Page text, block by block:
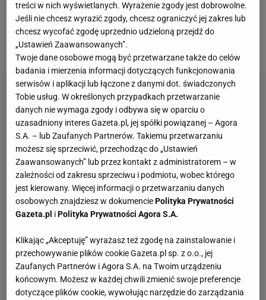
w głosowaniu kapitanów i selekcjonerów
reprezentacji oraz dziennikarzy ikibicówwyprzedził
Cristiano Ronaldooraz Lionela Messiego.
treści w nich wyświetlanych. Wyrażenie zgody jest dobrowolne.
Jeśli nie chcesz wyrazić zgody, chcesz ograniczyć jej zakres lub
chcesz wycofać zgodę uprzednio udzieloną przejdź do
„Ustawień Zaawansowanych”.
Twoje dane osobowe mogą być przetwarzane także do celów
badania i mierzenia informacji dotyczących funkcjonowania
serwisów i aplikacji lub łączone z danymi dot. świadczonych
Tobie usług. W określonych przypadkach przetwarzanie
danych nie wymaga zgody i odbywa się w oparciu o
uzasadniony interes Gazeta.pl, jej spółki powiązanej – Agora
S.A. – lub Zaufanych Partnerów. Takiemu przetwarzaniu
możesz się sprzeciwić, przechodząc do „Ustawień
Zaawansowanych” lub przez kontakt z administratorem – w
zależności od zakresu sprzeciwu i podmiotu, wobec którego
jest kierowany. Więcej informacji o przetwarzaniu danych
osobowych znajdziesz w dokumenciePolityka Prywatności
Gazeta.pl iPolityka Prywatności Agora S.A.
Klikając „Akceptuję” wyrażasz też zgodę na zainstalowanie i
przechowywanie plików cookie Gazeta.pl sp. z o.o., jej
Zaufanych Partnerów i Agora S.A. na Twoim urządzeniu
końcowym. Możesz w każdej chwili zmienić swoje preferencje
dotyczące plików cookie, wywołując narzędzie do zarządzania